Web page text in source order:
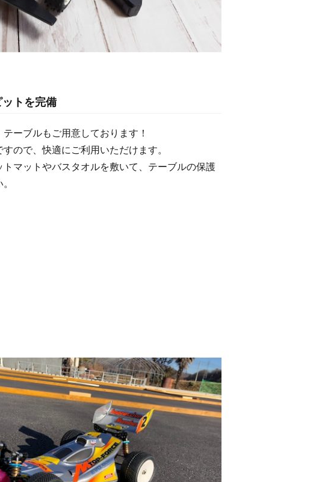
トを完備
ーブルもご用意しております！
ので、快適にご利用いただけます。
トマットやバスタオルを敷いて、テーブルの保護